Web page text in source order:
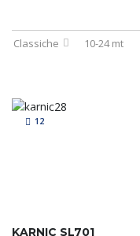
Classiche 10-24 mt
12
KARNIC SL701